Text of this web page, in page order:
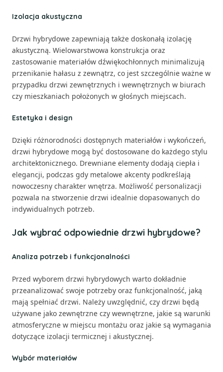
Izolacja akustyczna
Drzwi hybrydowe zapewniają także doskonałą izolację
akustyczną. Wielowarstwowa konstrukcja oraz
zastosowanie materiałów dźwiękochłonnych minimalizują
przenikanie hałasu z zewnątrz, co jest szczególnie ważne w
przypadku drzwi zewnętrznych i wewnętrznych w biurach
czy mieszkaniach położonych w głośnych miejscach.
Estetyka i design
Dzięki różnorodności dostępnych materiałów i wykończeń,
drzwi hybrydowe mogą być dostosowane do każdego stylu
architektonicznego. Drewniane elementy dodają ciepła i
elegancji, podczas gdy metalowe akcenty podkreślają
nowoczesny charakter wnętrza. Możliwość personalizacji
pozwala na stworzenie drzwi idealnie dopasowanych do
indywidualnych potrzeb.
Jak wybrać odpowiednie drzwi hybrydowe?
Analiza potrzeb i funkcjonalności
Przed wyborem drzwi hybrydowych warto dokładnie
przeanalizować swoje potrzeby oraz funkcjonalność, jaką
mają spełniać drzwi. Należy uwzględnić, czy drzwi będą
używane jako zewnętrzne czy wewnętrzne, jakie są warunki
atmosferyczne w miejscu montażu oraz jakie są wymagania
dotyczące izolacji termicznej i akustycznej.
Wybór materiałów